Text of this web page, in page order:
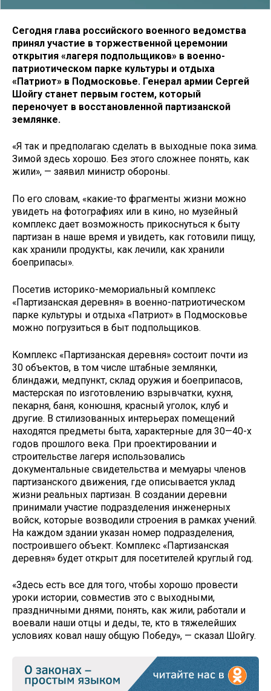
Сегодня глава российского военного ведомства
принял участие в торжественной церемонии
открытия «лагеря подпольщиков» в военно-
патриотическом парке культуры и отдыха
«Патриот» в Подмосковье. Генерал армии Сергей
Шойгу станет первым гостем, который
переночует в восстановленной партизанской
землянке.
«Я так и предполагаю сделать в выходные пока зима.
Зимой здесь хорошо. Без этого сложнее понять, как
жили», — заявил министр обороны.
По его словам, «какие-то фрагменты жизни можно
увидеть на фотографиях или в кино, но музейный
комплекс дает возможность прикоснуться к быту
партизан в наше время и увидеть, как готовили пищу,
как хранили продукты, как лечили, как хранили
боеприпасы».
Посетив историко-мемориальный комплекс
«Партизанская деревня» в военно-патриотическом
парке культуры и отдыха «Патриот» в Подмосковье
можно погрузиться в быт подпольщиков.
Комплекс «Партизанская деревня» состоит почти из
30 объектов, в том числе штабные землянки,
блиндажи, медпункт, склад оружия и боеприпасов,
мастерская по изготовлению взрывчатки, кухня,
пекарня, баня, конюшня, красный уголок, клуб и
другие. В стилизованных интерьерах помещений
находятся предметы быта, характерные для 30—40-x
годов прошлого века. При проектировании и
строительстве лагеря использовались
документальные свидетельства и мемуары членов
партизанского движения, где описывается уклад
жизни реальных партизан. В создании деревни
принимали участие подразделения инженерных
войск, которые возводили строения в рамках учений.
На каждом здании указан номер подразделения,
построившего объект. Комплекс «Партизанская
деревня» будет открыт для посетителей круглый год.
«Здесь есть все для того, чтобы хорошо провести
уроки истории, совместив это с выходными,
праздничными днями, понять, как жили, работали и
воевали наши отцы и деды, те, кто в тяжелейших
условиях ковал нашу общую Победу», — сказал Шойгу.